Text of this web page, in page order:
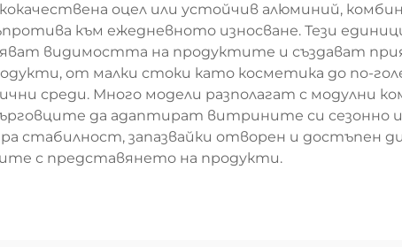
оцел или устойчив алюминий,
към ежедневното износване. Тези
видимостта на продуктите и създават
от малки стоки като косметика до по-
среди. Много модели разполагат с модулни
да адаптират витрините си сезонно
запазвайки отворен и достъпен
с представянето на продукти.